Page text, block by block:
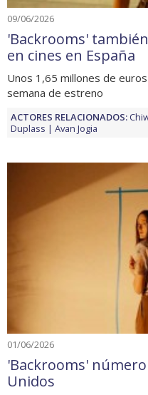
09/06/2026
'Backrooms'
en cines en España
Unos 1,65 millones de
semana de estreno
ACTORES RELACIONADOS:
Duplass
Avan Jogia
01/06/2026
'Backrooms'
Unidos